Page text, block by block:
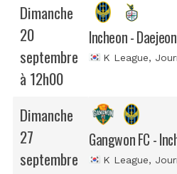
Dimanche
20
septembre
à 12h00
Incheon -
K League,
Dimanche
27
septembre
Gangwon FC -
K League,